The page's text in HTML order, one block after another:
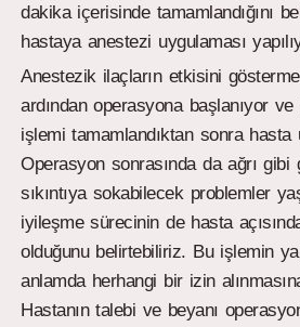
dakika içerisinde tamamlandığını
hastaya anestezi uygulaması
Anestezik ilaçların etkisini
ardından operasyona başlanıyor ve
işlemi tamamlandıktan sonra hasta
Operasyon sonrasında da ağrı gibi
sıkıntıya sokabilecek problemler
iyileşme sürecinin de hasta
olduğunu belirtebiliriz. Bu işlemin
anlamda herhangi bir izin
Hastanın talebi ve beyanı